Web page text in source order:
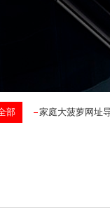
部 家庭大菠萝网址